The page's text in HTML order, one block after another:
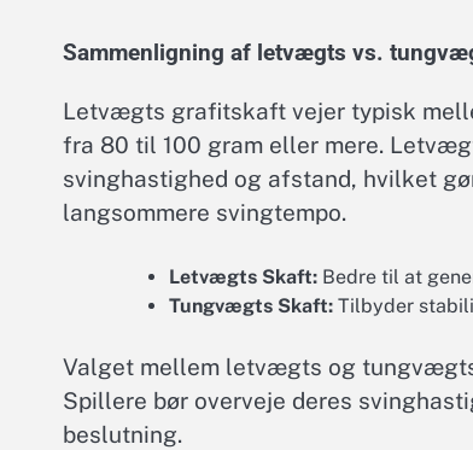
Sammenligning af letvægts vs.
Letvægts grafitskaft vejer typisk
fra 80 til 100 gram eller mere.
svinghastighed og afstand, hvilket
langsommere svingtempo.
Letvægts Skaft: Bedre til at
Tungvægts Skaft: Tilbyder
Valget mellem letvægts og
Spillere bør overveje deres
beslutning.